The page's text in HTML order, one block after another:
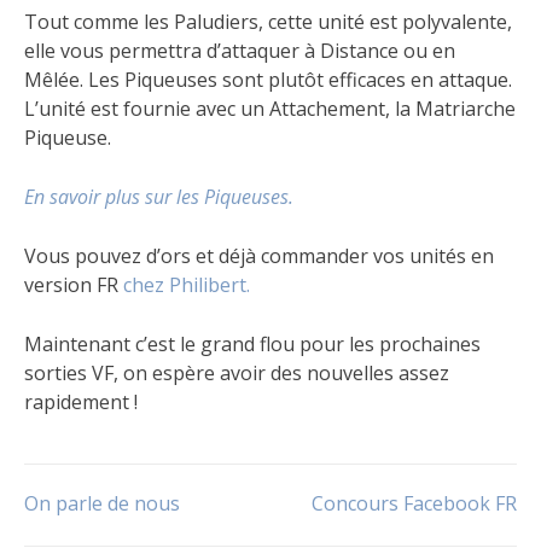
Tout comme les Paludiers, cette unité est polyvalente,
elle vous permettra d’attaquer à Distance ou en
Mêlée. Les Piqueuses sont plutôt efficaces en attaque.
L’unité est fournie avec un Attachement, la Matriarche
Piqueuse.
En savoir plus sur les Piqueuses.
Vous pouvez d’ors et déjà commander vos unités en
version FRchez Philibert.
Maintenant c’est le grand flou pour les prochaines
sorties VF, on espère avoir des nouvelles assez
rapidement !
Le
Extension,
Navigation
On parle de nous Concours Facebook FR